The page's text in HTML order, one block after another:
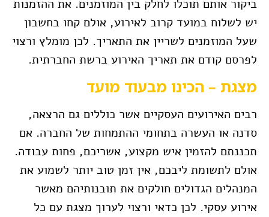
ביקור אותם תוכלו לחלק בין המוזמנים. את ההזמנות
יש לשלוח במועד קרוב לאירוע, אולם קחו בחשבון
שעל המוזמנים לשריין את התאריך. לכן מומלץ ורצוי
לפרסם קודם את תאריך האירוע ברשת החברתית.
מצגת – הכינו מבעוד מועד
רבים האירועים העסקיים אשר כוללים גם הרצאה,
סדנה או העשרה בתחומי ההתמחות של החברה. אם
תכננתם להזמין איש מקצוע, אשריכם, פחות עבודה.
אולם לתשומת ליבכם, אין זמן טוב יותר לשמוע את
המנהלים הגדולים חולקים את תובנותיהם מאשר
אירוע עסקי. לכן כדאי ורצוי לערוך מצגת עם כל